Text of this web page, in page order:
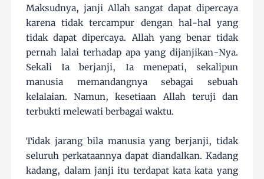
Maksudnya, janji Allah sangat dapat dipercaya
karena tidak tercampur dengan hal-hal yang
tidak dapat dipercaya. Allah yang benar tidak
pernah lalai terhadap apa yang dijanjikan-Nya.
Sekali Ia berjanji, Ia menepati, sekalipun
manusia memandangnya sebagai sebuah
kelalaian. Namun, kesetiaan Allah teruji dan
terbukti melewati berbagai waktu.
Tidak jarang bila manusia yang berjanji, tidak
seluruh perkataannya dapat diandalkan. Kadang
kadang, dalam janji itu terdapat kata kata yang